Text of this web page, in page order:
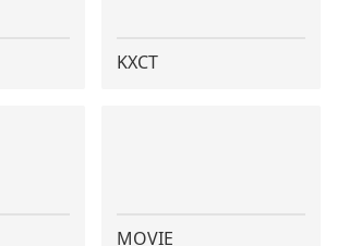
KXCT
MOVIE